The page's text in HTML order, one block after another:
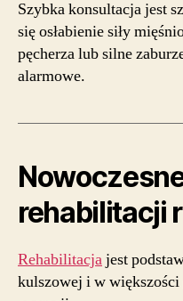
Szybka konsultacja jest
się osłabienie siły
pęcherza lub silne
alarmowe.
rehabilitacji
Rehabilitacjajest
kulszowej i w